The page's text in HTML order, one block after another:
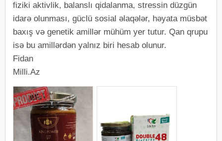
fiziki aktivlik, balanslı qidalanma, stressin düzgün
idarə olunması, güclü sosial əlaqələr, həyata müsbət
baxış və genetik amillər mühüm yer tutur. Qan qrupu
isə bu amillərdən yalnız biri hesab olunur.
Fidan
Milli.Az